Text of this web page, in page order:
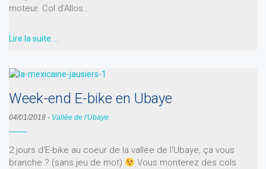
moteur. Col d’Allos…
Lire la suite …
Week-end E-bike en Ubaye
04/01/2018 - Vallée de l'Ubaye
2 jours d'E-bike au coeur de la vallée de l'Ubaye, ça vous
branche ? (sans jeu de mot)
Vous monterez des cols